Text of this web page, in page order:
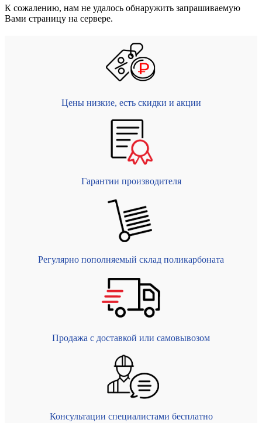
К сожалению, нам не удалось обнаружить запрашиваемую
Вами страницу на сервере.
Цены низкие, есть скидки и акции
Гарантии производителя
Регулярно пополняемый склад поликарбоната
Продажа с доставкой или самовывозом
Консультации специалистами бесплатно